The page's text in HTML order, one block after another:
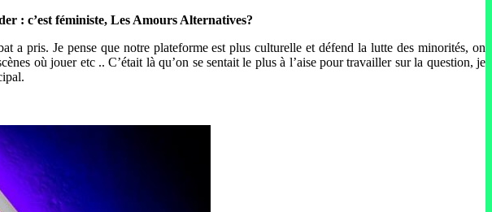
: c’est féministe, Les Amours Alternatives?
a pris. Je pense que notre plateforme est plus culturelle et défend la lutte des minorités, on
où jouer etc .. C’était là qu’on se sentait le plus à l’aise pour travailler sur la question, je